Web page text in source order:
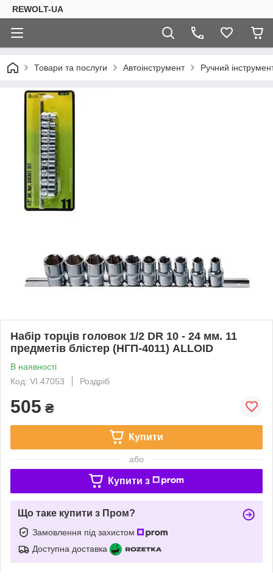
REWOLT-UA
Товари та послуги Автоінструмент Ручний
Набір торців головок 1/2 DR 10 - 24 мм. 11
предметів блістер (НГП-4011) ALLOID
В наявності
Код: VI 47053
Роздріб
505 ₴
Купити
або
Купити з
Що таке купити з Пром?
Замовлення під захистом
Доступна доставка